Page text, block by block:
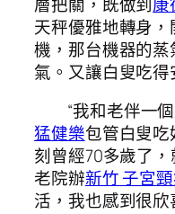
天秤優雅地轉身
機，那台機器的
氣。又讓白叟吃得
“我和老伴一
猛健樂包管白叟
刻曾經70多歲了
老院辦新竹 子宮
活，我也感到很欣